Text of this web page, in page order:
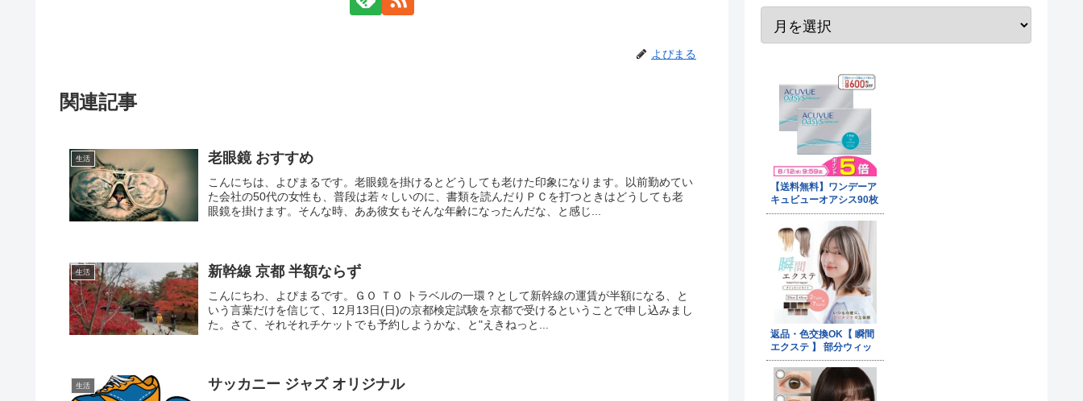
よぴまる
関連記事
生活 老眼鏡 おすすめ
こんにちは、よぴまるです。老眼鏡を掛けるとどうしても老けた印象になります。以前勤めてい
た会社の50代の女性も、普段は若々しいのに、書類を読んだりＰＣを打つときはどうしても老
眼鏡を掛けます。そんな時、ああ彼女もそんな年齢になったんだな、と感じ...
生活 新幹線 京都 半額ならず
こんにちわ、よぴまるです。ＧＯ ＴＯ トラベルの一環？として新幹線の運賃が半額になる、と
いう言葉だけを信じて、12月13日(日)の京都検定試験を京都で受けるということで申し込みまし
た。さて、それそれチケットでも予約しようかな、と"えきねっと...
生活 サッカニー ジャズ オリジナル